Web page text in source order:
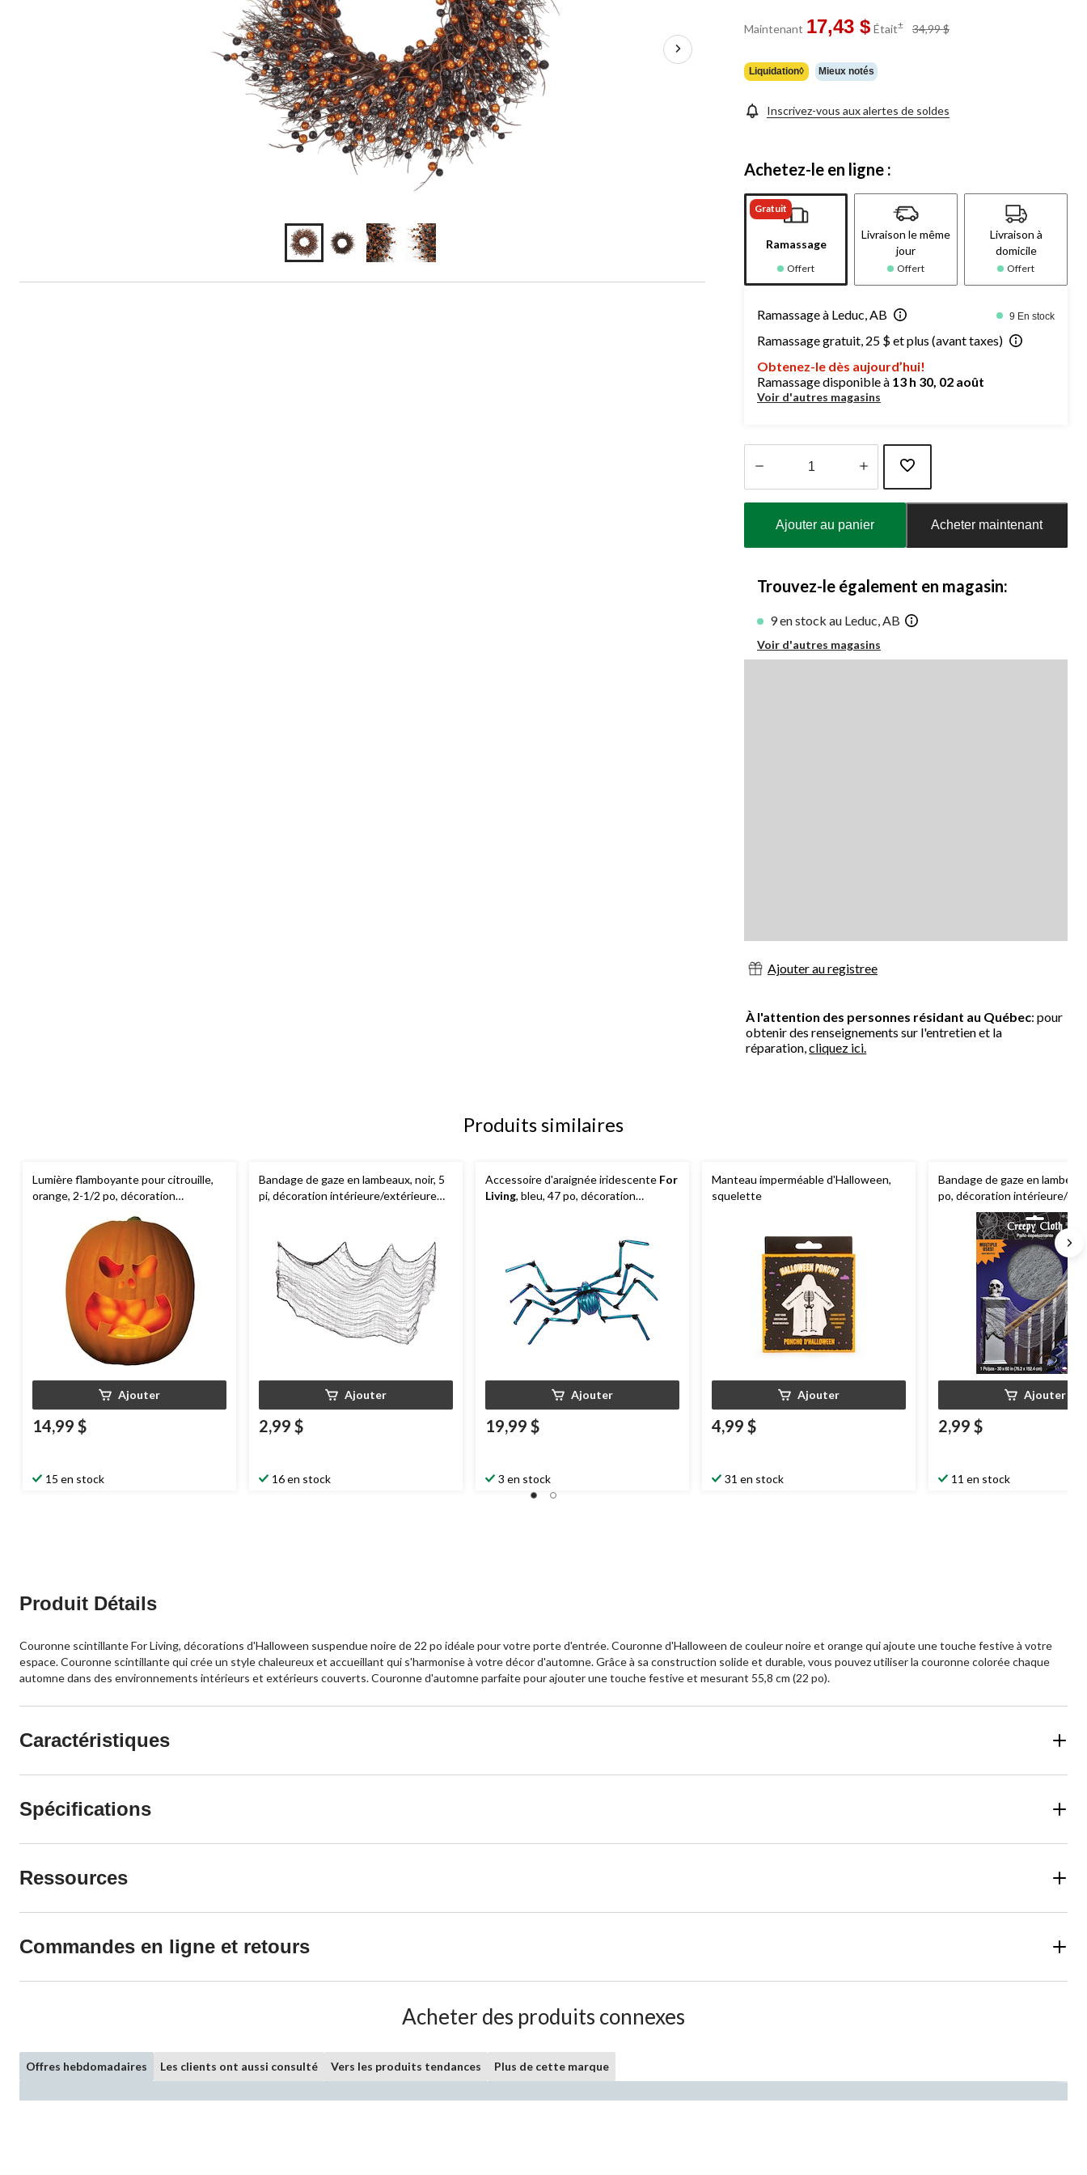
Maintenant 17,43 $ Était± 34,99 $
Liquidation◊ Mieux notés
Inscrivez-vous aux alertes de soldes
Achetez-le en ligne :
Gratuit
Ramassage
Offert
Livraison le même
jour
Offert
Livraison à
domicile
Offert
Ramassage à Leduc, AB 9 En stock
Ramassage gratuit, 25 $ et plus (avant taxes)
Obtenez-le dès aujourd’hui!
Ramassage disponible à 13 h 30, 02 août
Voir d'autres magasins
Ajouter au panier Acheter maintenant
Trouvez-le également en magasin:
9 en stock au Leduc, AB
Voir d'autres magasins
Ajouter au registree
À l'attention des personnes résidant au Québec: pour
obtenir des renseignements sur l'entretien et la
réparation,cliquez ici.
Produits similaires
Lumière flamboyante pour citrouille,
orange, 2-1/2 po, décoration
Ajouter
14,99 $
15 en stock
Bandage de gaze en lambeaux, noir, 5
pi, décoration intérieure/extérieure
Ajouter
2,99 $
16 en stock
Accessoire d'araignée iridescente For
Living, bleu, 47 po, décoration
Ajouter
19,99 $
3 en stock
Manteau imperméable d'Halloween,
squelette
Ajouter
4,99 $
31 en stock
Bandage de gaze en
po, décoration intérieure/
pour l'Halloween
Ajouter
2,99 $
11 en stock
Produit Détails
Couronne scintillante For Living, décorations d'Halloween suspendue noire de 22 po idéale pour votre porte d'entrée. Couronne d'Halloween de couleur noire et orange qui ajoute une touche festive à votre
espace. Couronne scintillante qui crée un style chaleureux et accueillant qui s'harmonise à votre décor d'automne. Grâce à sa construction solide et durable, vous pouvez utiliser la couronne colorée chaque
automne dans des environnements intérieurs et extérieurs couverts. Couronne d'automne parfaite pour ajouter une touche festive et mesurant 55,8 cm (22 po).
Caractéristiques
Spécifications
Ressources
Commandes en ligne et retours
Acheter des produits connexes
Offres hebdomadaires Les clients ont aussi consulté Vers les produits tendances Plus de cette marque